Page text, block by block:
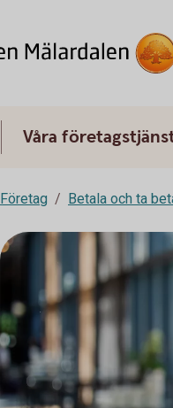
Våra
Företag Betala och ta